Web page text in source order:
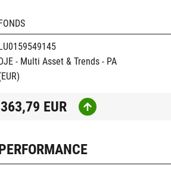
- Multi Asset & Trends - PA
363,79 EUR